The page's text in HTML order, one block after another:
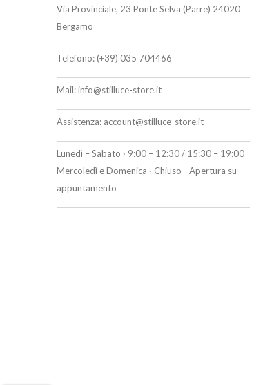
Via Provinciale, 23 Ponte Selva (Parre) 24020
Bergamo
Telefono: (+39) 035 704466
Mail:info@stilluce-store.it
Assistenza: account@stilluce-store.it
Lunedì – Sabato · 9:00 – 12:30 / 15:30 – 19:00
Mercoledì e Domenica · Chiuso - Apertura su
appuntamento